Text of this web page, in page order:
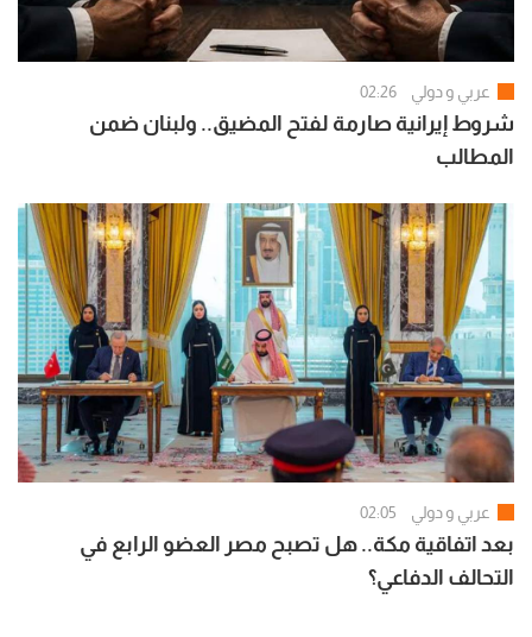
عربي و دولي 02:26
شروط إيرانية صارمة لفتح المضيق.. ولبنان ضمن
المطالب
عربي و دولي 02:05
بعد اتفاقية مكة.. هل تصبح مصر العضو الرابع في
التحالف الدفاعي؟